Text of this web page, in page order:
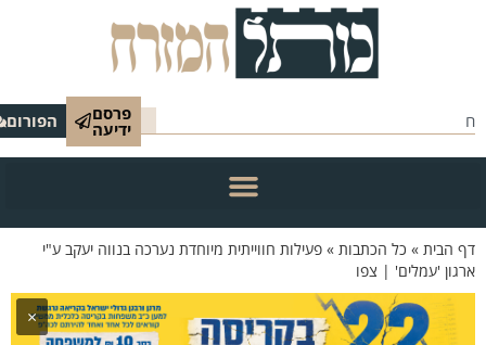
פרסם
ידיעה הפורום
הבית»כל הכתבות»פעילות חווייתית מיוחדת נערכה בנווה יעקב ע"י
'עמלים' | צפו
×